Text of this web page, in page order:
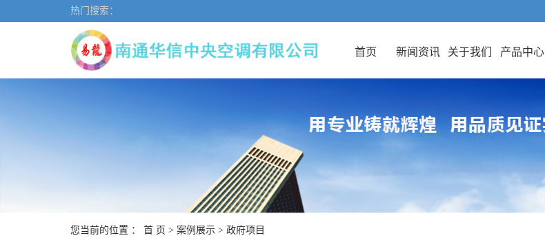
热门搜索：
首页 新闻资讯 关于我们 产品中心
您当前的位置 ： 首 页 > 案例展示 > 政府项目